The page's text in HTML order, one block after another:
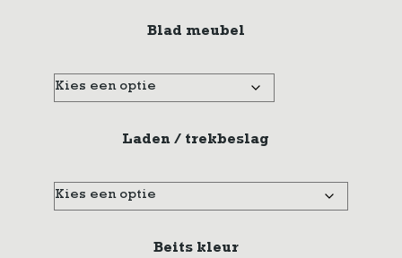
Blad meubel
Laden / trekbeslag
Beits kleur